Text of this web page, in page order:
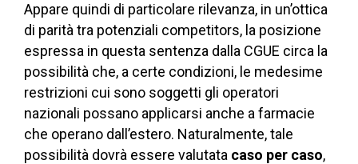
Appare quindi di particolare rilevanza, in un’ottica
di parità tra potenziali competitors, la posizione
espressa in questa sentenza dalla CGUE circa la
possibilità che, a certe condizioni, le medesime
restrizioni cui sono soggetti gli operatori
nazionali possano applicarsi anche a farmacie
che operano dall’estero. Naturalmente, tale
possibilità dovrà essere valutata caso per caso,